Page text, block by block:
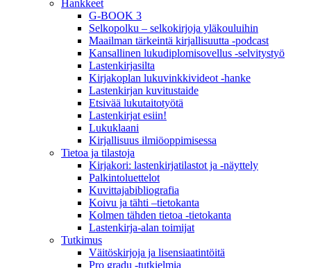
Hankkeet
G-BOOK 3
Selkopolku – selkokirjoja yläkouluihin
Maailman tärkeintä kirjallisuutta -podcast
Kansallinen lukudiplomisovellus -selvitystyö
Lastenkirjasilta
Kirjakoplan lukuvinkkivideot -hanke
Lastenkirjan kuvitustaide
Etsivää lukutaitotyötä
Lastenkirjat esiin!
Lukuklaani
Kirjallisuus ilmiöoppimisessa
Tietoa ja tilastoja
Kirjakori: lastenkirjatilastot ja -näyttely
Palkintoluettelot
Kuvittaja­bibliografia
Koivu ja tähti –tietokanta
Kolmen tähden tietoa -tietokanta
Lastenkirja-alan toimijat
Tutkimus
Väitöskirjoja ja lisensiaatintöitä
Pro gradu -tutkielmia